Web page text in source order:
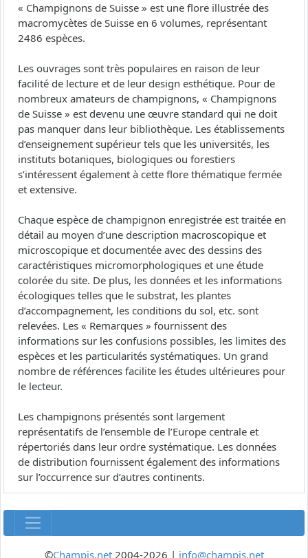
« Champignons de Suisse » est une flore illustrée des
macromycètes de Suisse en 6 volumes, représentant
2486 espèces.
Les ouvrages sont très populaires en raison de leur
facilité de lecture et de leur design esthétique. Pour de
nombreux amateurs de champignons, « Champignons
de Suisse » est devenu une œuvre standard qui ne doit
pas manquer dans leur bibliothèque. Les établissements
d’enseignement supérieur tels que les universités, les
instituts botaniques, biologiques ou forestiers
s’intéressent également à cette flore thématique fermée
et extensive.
Chaque espèce de champignon enregistrée est traitée en
détail au moyen d’une description macroscopique et
microscopique et documentée avec des dessins des
caractéristiques micromorphologiques et une étude
colorée du site. De plus, les données et les informations
écologiques telles que le substrat, les plantes
d’accompagnement, les conditions du sol, etc. sont
relevées. Les « Remarques » fournissent des
informations sur les confusions possibles, les limites des
espèces et les particularités systématiques. Un grand
nombre de références facilite les études ultérieures pour
le lecteur.
Les champignons présentés sont largement
représentatifs de l’ensemble de l’Europe centrale et
répertoriés dans leur ordre systématique. Les données
de distribution fournissent également des informations
sur l’occurrence sur d’autres continents.
©Champis.net2004-2026 | info@champis.net